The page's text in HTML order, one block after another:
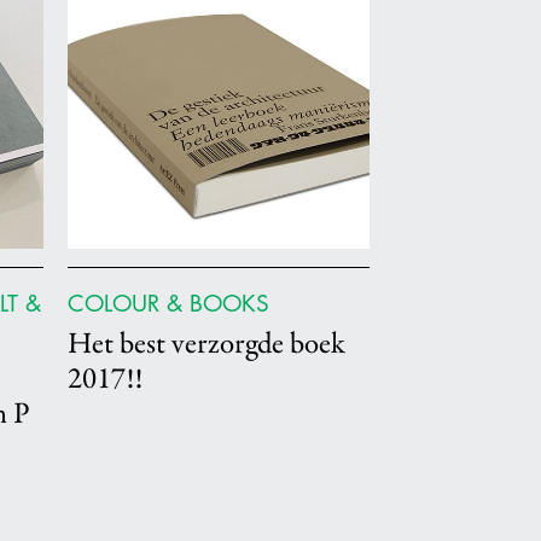
&
P
COLOUR & BOOKS
Het best verzorgde boek
2017!!